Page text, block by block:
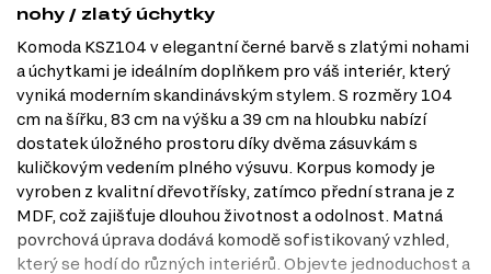
nohy / zlatý úchytky
Komoda KSZ104 v elegantní černé barvě s zlatými nohami
a úchytkami je ideálním doplňkem pro váš interiér, který
vyniká moderním skandinávským stylem. S rozměry 104
cm na šířku, 83 cm na výšku a 39 cm na hloubku nabízí
dostatek úložného prostoru díky dvěma zásuvkám s
kuličkovým vedením plného výsuvu. Korpus komody je
vyroben z kvalitní dřevotřísky, zatímco přední strana je z
MDF, což zajišťuje dlouhou životnost a odolnost. Matná
povrchová úprava dodává komodě sofistikovaný vzhled,
který se hodí do různých interiérů. Objevte jednoduchost a